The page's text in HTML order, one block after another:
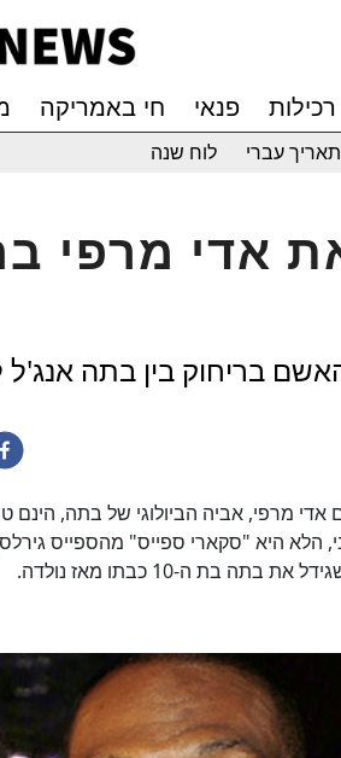
רכילות פנאי חי באמריקה
עברי לוח שנה
אדי מרפי
בריחוק בין בתה אנג'ל
מרפי, אביה הביולוגי של בתה, הינם
הלא היא "סקארי ספייס" מהספייס
בת ה-10 כבתו מאז נולדה.